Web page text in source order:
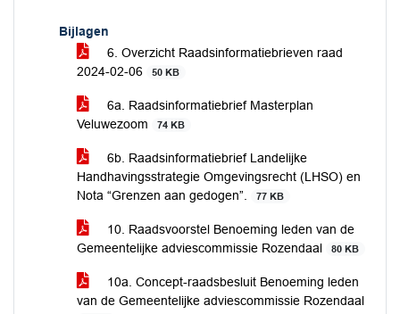
Bijlagen
6. Overzicht Raadsinformatiebrieven raad
2024-02-06
50 KB
6a. Raadsinformatiebrief Masterplan
Veluwezoom
74 KB
6b. Raadsinformatiebrief Landelijke
Handhavingsstrategie Omgevingsrecht (LHSO) en
Nota “Grenzen aan gedogen”.
77 KB
10. Raadsvoorstel Benoeming leden van de
Gemeentelijke adviescommissie Rozendaal
80 KB
10a. Concept-raadsbesluit Benoeming leden
van de Gemeentelijke adviescommissie Rozendaal